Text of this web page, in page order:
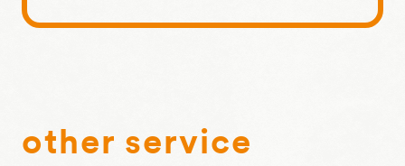
other service